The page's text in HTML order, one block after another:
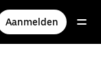
Aanmelden